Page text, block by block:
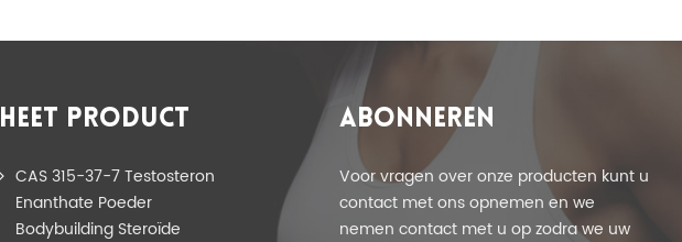
HEET PRODUCT
CAS 315-37-7 Testosteron
Enanthate Poeder
Bodybuilding Steroïde
ABONNEREN
Voor vragen over onze producten kunt u
contact met ons opnemen en we
nemen contact met u op zodra we uw